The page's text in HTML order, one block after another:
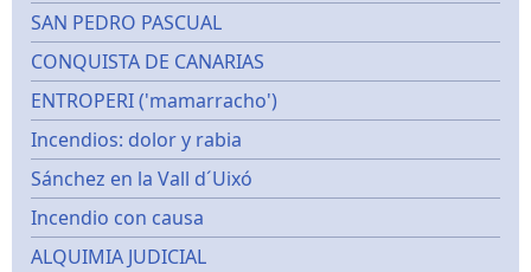
SAN PEDRO PASCUAL
CONQUISTA DE CANARIAS
ENTROPERI ('mamarracho')
Incendios: dolor y rabia
Sánchez en la Vall d´Uixó
Incendio con causa
ALQUIMIA JUDICIAL